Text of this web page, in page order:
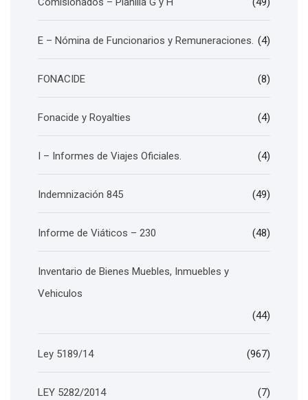
E – Nómina de Funcionarios y Remuneraciones. (4)
FONACIDE (8)
Fonacide y Royalties (4)
I – Informes de Viajes Oficiales. (4)
Indemnización 845 (49)
Informe de Viáticos – 230 (48)
Inventario de Bienes Muebles, Inmuebles y
Vehiculos
(44)
Ley 5189/14 (967)
LEY 5282/2014 (7)